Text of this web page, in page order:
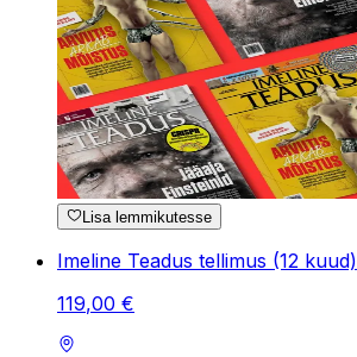
Lisa lemmikutesse
Imeline Teadus tellimus (12 kuud)
119,00 €